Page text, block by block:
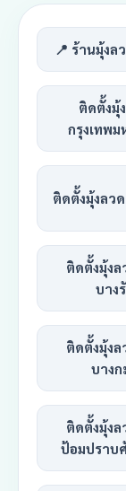
📍 ร้านมุ้งล
ติดตั้งมุ้
กรุงเทพ
ติดตั้งมุ้งลว
ติดตั้งมุ้งล
บาง
ติดตั้งมุ้งล
บางก
ติดตั้งมุ้งล
ป้อมปราบ